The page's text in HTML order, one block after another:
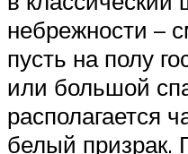
небрежности –
пусть на полу
или большой
располагается
белый призрак.